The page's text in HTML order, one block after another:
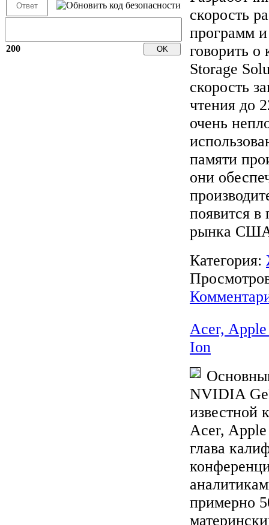
200
скорость
программ
говорить
Storage
скорость
чтения до
очень
памяти
они
появится
рынка
Категория:
Acer,
Ion
NVIDIA
известной
Acer,
глава
примерно